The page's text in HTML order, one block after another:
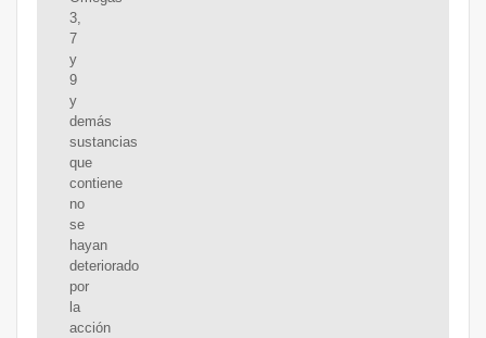
3,
7
y
9
y
demás
sustancias
que
contiene
no
se
hayan
deteriorado
por
la
acción